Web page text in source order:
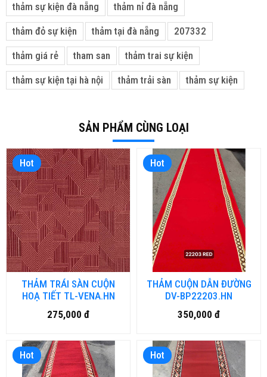
thảm sự kiện đà nẵng thảm nỉ đà nẵng
thảm đỏ sự kiện thảm tại đà nẵng 207332
thảm giá rẻ tham san thảm trai sự kiện
thảm sự kiện tại hà nội thảm trải sàn thảm sự kiện
SẢN PHẨM CÙNG LOẠI
Hot
THẢM TRÁI SÀN CUỘN
HOẠ TIẾT TL-VENA.HN
275,000 đ
Hot
THẢM CUỘN DẪN ĐƯỜNG
DV-BP22203.HN
350,000 đ
Hot Hot